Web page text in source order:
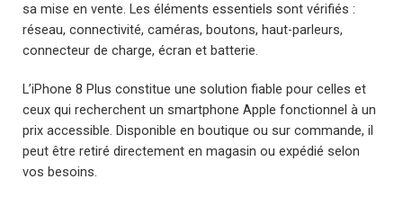
sa mise en vente. Les éléments essentiels sont vérifiés :
réseau, connectivité, caméras, boutons, haut-parleurs,
connecteur de charge, écran et batterie.
L’iPhone 8 Plus constitue une solution fiable pour celles et
ceux qui recherchent un smartphone Apple fonctionnel à un
prix accessible. Disponible en boutique ou sur commande, il
peut être retiré directement en magasin ou expédié selon
vos besoins.